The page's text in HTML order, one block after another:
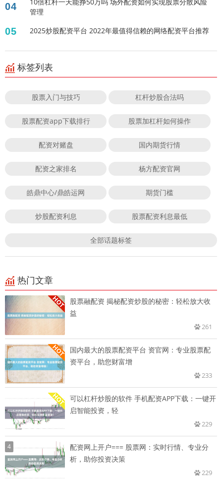
04
10倍杠杆一天能挣50万吗 场外配资如何实现股票分散风险
管理
05 2025炒股配资平台 2022年最值得信赖的网络配资平台推荐
标签列表
股票入门与技巧 杠杆炒股合法吗
股票配资app下载排行 股票加杠杆如何操作
配资对赌盘 国内期货行情
配资之家排名 杨方配资官网
皓鼎中心/鼎皓运网 期货门槛
炒股配资利息 股票配资利息最低
全部话题标签
热门文章
股票融配资 揭秘配资炒股的秘密：轻松放大收
益
261
国内最大的股票配资平台 资官网：专业股票配
资平台，助您财富增
233
可以杠杆炒股的软件 手机配资APP下载：一键开
启智能投资，轻
229
4
配资网上开户=== 股票网：实时行情、专业分
析，助你投资决策
229